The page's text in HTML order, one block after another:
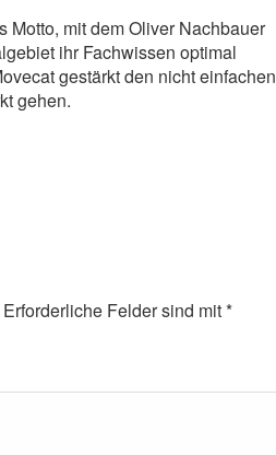
Motto, mit dem Oliver Nachbauer
ihr Fachwissen optimal
gestärkt den nicht einfachen
gehen.
Erforderliche Felder sind mit*